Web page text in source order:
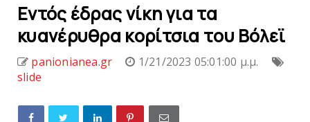
Εντός έδρας νίκη για τα
κυανέρυθρα κορίτσια τoυ Βόλεϊ
panionianea.gr
1/21/2023 05:01:00 μ.μ.
slide